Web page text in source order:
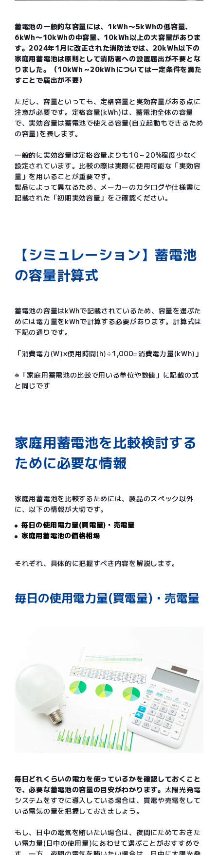
蓄電池の一般的な容量には、1kWh〜5kWhの低容量、
6kWh〜10kWhの中容量、10kWh以上の大容量がありま
す。2024年1月に改正された消防法では、20kWh以下の
家庭用蓄電池は原則として消防署への設置届出が不要とな
りました。（10kWh～20kWhについては一定条件を満た
すことで届出が不要）
ただし、容量といっても、定格容量と実効容量がある点に
注意が必要です。定格容量(kWh)は、蓄電池全体の容量
で、実効容量は蓄電池で使える容量(自立起動もできるため
の容量)を表します。
一般的に実効容量は定格容量よりも10～20%程度少なく
設定されています。比較の際は実際に使用可能な「実効容
量」を用いることが重要です。
製品によって異なるため、メーカーのカタログや仕様書に
記載された「初期実効容量」をご確認ください。
【シミュレーション】蓄電池
の容量計算式
蓄電池の容量はkWhで記載されているため、容量を選ぶた
めには電力量をkWhで計算する必要があります。計算式は
下記の通りです。
「消費電力(W)×使用時間(h)÷1,000=消費電力量(kWh)」
※「家庭用蓄電池の比較で用いる単位や数値」に記載の式
と同じです
家庭用蓄電池を比較検討する
ために必要な情報
家庭用蓄電池を比較するためには、製品のスペック以外
に、以下の情報が大切です。
毎日の使用電力量(買電量)・売電量
家庭用蓄電池の価格相場
それぞれ、具体的に把握すべき内容を解説します。
毎日の使用電力量(買電量)・売電量
毎日どれくらいの電力を使っているかを確認しておくこと
で、必要な蓄電池の容量の目安がわかります。 太陽光発電
システムをすでに導入している場合は、買電や売電をして
いる電気の量を把握しておきましょう。
もし、日中の電気を賄いたい場合は、夜間にためておきた
い電力量(日中の使用量)にあわせて選ぶことがおすすめで